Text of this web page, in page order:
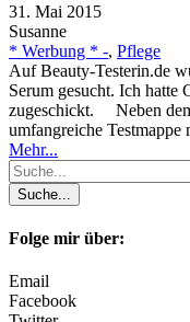
31. Mai 2015
Susanne
* Werbung * -, Pflege
Auf Beauty-Testerin.de
Serum gesucht. Ich hatte
zugeschickt. Neben
umfangreiche
Mehr...
Folge mir über:
Email
Facebook